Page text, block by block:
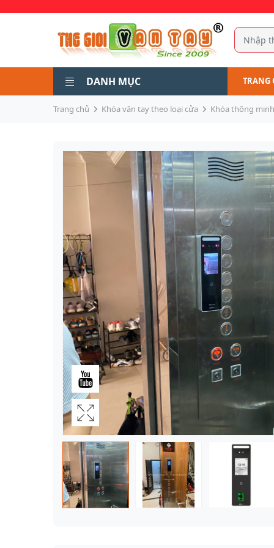
DANH MỤC TRANG
Trang chủ Khóa vân tay theo loại cửa Khóa thông